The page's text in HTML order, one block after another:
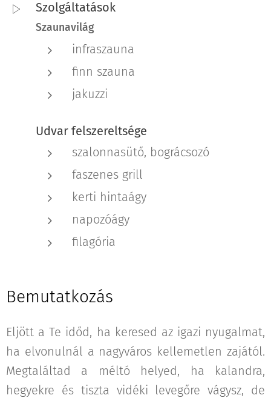
Szolgáltatások
Szaunavilág
infraszauna
finn szauna
jakuzzi
Udvar felszereltsége
szalonnasütő, bográcsozó
faszenes grill
kerti hintaágy
napozóágy
filagória
Bemutatkozás
Eljött a Te időd, ha keresed az igazi nyugalmat,
ha elvonulnál a nagyváros kellemetlen zajától.
Megtaláltad a méltó helyed, ha kalandra,
hegyekre és tiszta vidéki levegőre vágysz, de